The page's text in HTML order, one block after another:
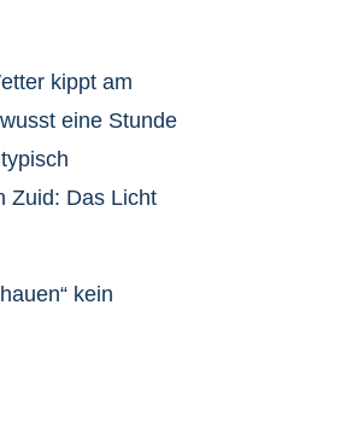
kippt am
eine Stunde
Zuid: Das Licht
kein